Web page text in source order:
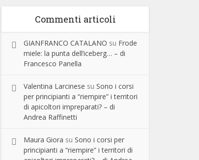
Commenti articoli
GIANFRANCO CATALANO su Frode
miele: la punta dell’iceberg… – di
Francesco Panella
Valentina Larcinese su Sono i corsi
per principianti a “riempire” i territori
di apicoltori impreparati? – di
Andrea Raffinetti
Maura Giora su Sono i corsi per
principianti a “riempire” i territori di